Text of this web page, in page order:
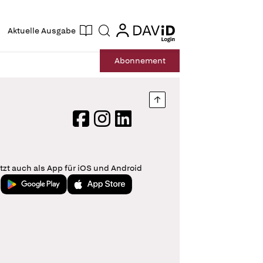
Aktuelle Ausgabe Suche login
login
Abonnement
Nach oben springen
FacebookInstagram
LinkedIn
auch als App für iOS und Android
Jetzt bei Google PlayLaden im App Store